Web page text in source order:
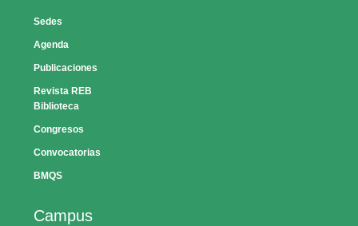
Sedes
Agenda
Publicaciones
Revista REB
Biblioteca
Congresos
Convocatorias
BMQS
Campus